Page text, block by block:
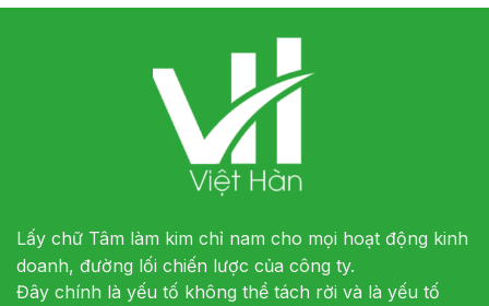
Lấy chữ Tâm làm kim chỉ nam cho mọi hoạt động kinh
doanh, đường lối chiến lược của công ty.
Đây chính là yếu tố không thể tách rời và là yếu tố